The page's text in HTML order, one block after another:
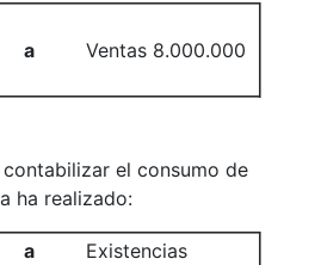
a Ventas 8.000.000
el consumo de
ha realizado:
a
Existencias